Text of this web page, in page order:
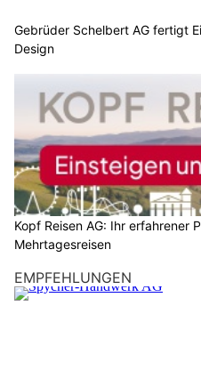
Gebrüder Schelbert AG fertigt
Design
Kopf Reisen AG: Ihr erfahrener
Mehrtagesreisen
EMPFEHLUNGEN